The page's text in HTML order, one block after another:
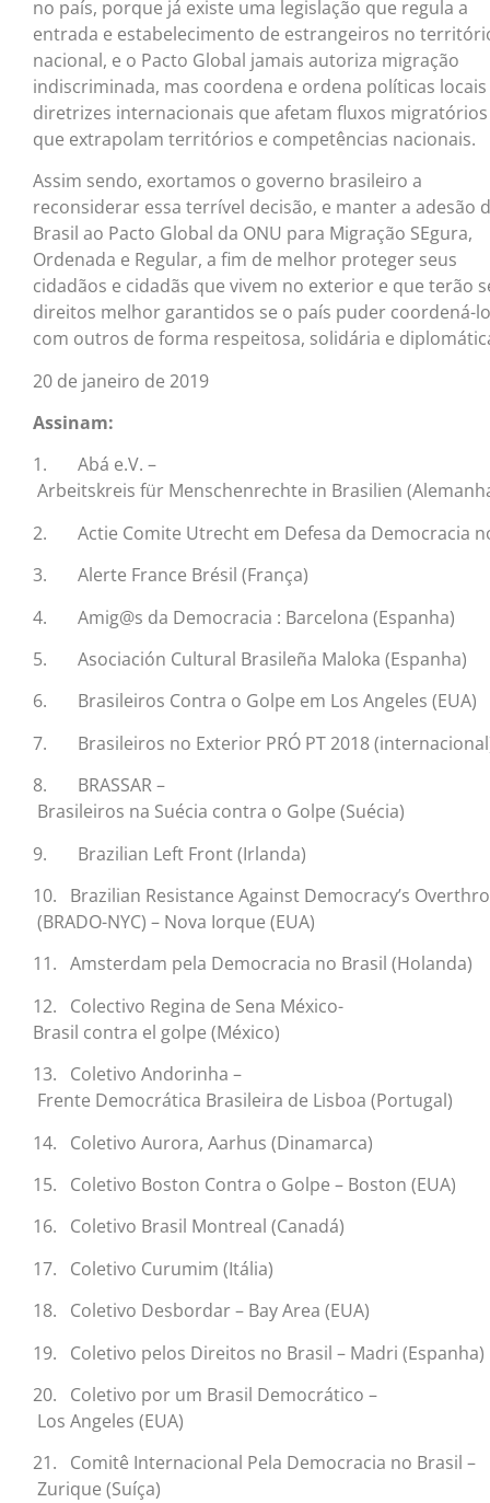
no país, porque já existe uma legislação que regula a
entrada e estabelecimento de estrangeiros no
nacional, e o Pacto Global jamais autoriza migração
indiscriminada, mas coordena e ordena políticas locais
diretrizes internacionais que afetam fluxos migratórios
que extrapolam territórios e competências nacionais.
Assim sendo, exortamos o governo brasileiro a
reconsiderar essa terrível decisão, e manter a adesão
Brasil ao Pacto Global da ONU para Migração SEgura,
Ordenada e Regular, a fim de melhor proteger seus
cidadãos e cidadãs que vivem no exterior e que terão
direitos melhor garantidos se o país puder coordená-
com outros de forma respeitosa, solidária e
20 de janeiro de 2019
Assinam:
1. Abá e.V. –
Arbeitskreis für Menschenrechte in Brasilien
2. Actie Comite Utrecht em Defesa da Democracia
3. Alerte France Brésil (França)
4. Amig@s da Democracia : Barcelona (Espanha)
5. Asociación Cultural Brasileña Maloka (Espanha)
6. Brasileiros Contra o Golpe em Los Angeles (EUA)
7. Brasileiros no Exterior PRÓ PT 2018
8. BRASSAR –
Brasileiros na Suécia contra o Golpe (Suécia)
9. Brazilian Left Front (Irlanda)
10. Brazilian Resistance Against Democracy’s
(BRADO-NYC) – Nova Iorque (EUA)
11. Amsterdam pela Democracia no Brasil (Holanda)
12. Colectivo Regina de Sena México-
Brasil contra el golpe (México)
13. Coletivo Andorinha –
Frente Democrática Brasileira de Lisboa (Portugal)
14. Coletivo Aurora, Aarhus (Dinamarca)
15. Coletivo Boston Contra o Golpe – Boston (EUA)
16. Coletivo Brasil Montreal (Canadá)
17. Coletivo Curumim (Itália)
18. Coletivo Desbordar – Bay Area (EUA)
19. Coletivo pelos Direitos no Brasil – Madri (Espanha)
20. Coletivo por um Brasil Democrático –
Los Angeles (EUA)
21. Comitê Internacional Pela Democracia no Brasil –
Zurique (Suíça)